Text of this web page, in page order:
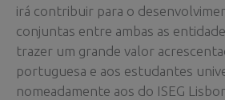
irá contribuir para o
conjuntas entre ambas as
trazer um grande valor
portuguesa e aos estudantes
nomeadamente aos do ISEG